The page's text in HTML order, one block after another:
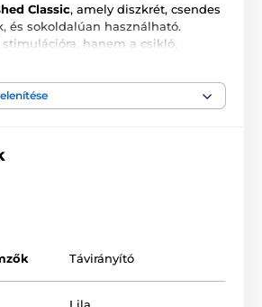
Classic, amely diszkrét, csendes
és sokoldalúan használható.
hanem a csikló,
funkciót kínál, ergonomikusan
Távirányító